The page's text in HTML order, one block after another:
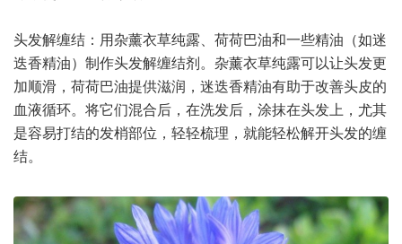
头发解缠结：用杂薰衣草纯露、荷荷巴油和一些精油（如迷
迭香精油）制作头发解缠结剂。杂薰衣草纯露可以让头发更
加顺滑，荷荷巴油提供滋润，迷迭香精油有助于改善头皮的
血液循环。将它们混合后，在洗发后，涂抹在头发上，尤其
是容易打结的发梢部位，轻轻梳理，就能轻松解开头发的缠
结。